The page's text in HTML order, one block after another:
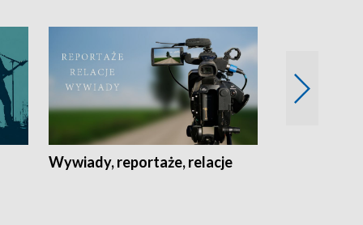
Wywiady, reportaże, relacje